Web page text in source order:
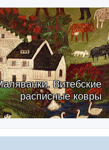
Витебские
расписные ковры